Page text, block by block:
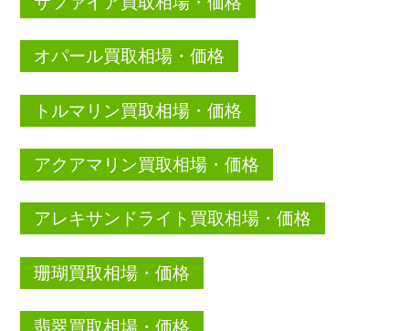
オパール買取相場・価格
トルマリン買取相場・価格
アクアマリン買取相場・価格
アレキサンドライト買取相場・価格
珊瑚買取相場・価格
翡翠買取相場・価格